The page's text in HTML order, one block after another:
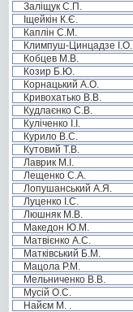
Заліщук С.П.
Іщейкін К.Є.
Каплін С.М.
Климпуш-Цинцадзе І.О.
Кобцев М.В.
Козир Б.Ю.
Корнацький А.О.
Кривохатько В.В.
Кудлаєнко С.В.
Куліченко І.І.
Курило В.С.
Кутовий Т.В.
Лаврик М.І.
Лещенко С.А.
Лопушанський А.Я.
Луценко І.С.
Люшняк М.В.
Македон Ю.М.
Матвієнко А.С.
Матківський Б.М.
Мацола Р.М.
Мельниченко В.В.
Мусій О.С.
Найєм М. .